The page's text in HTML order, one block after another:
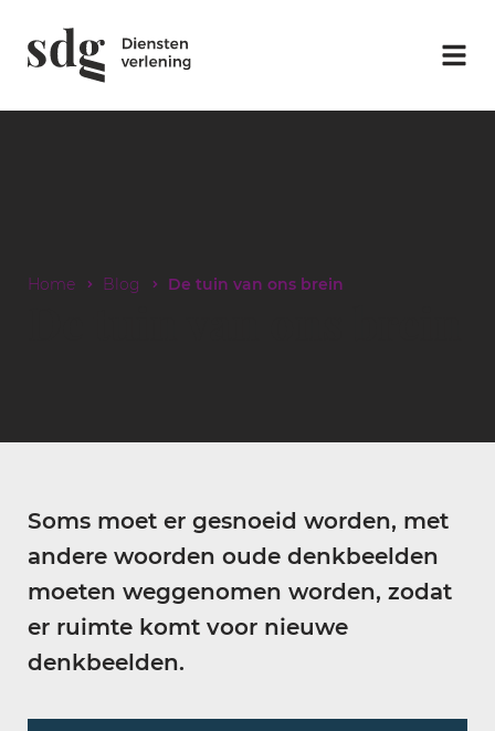
Home Blog De tuin van ons brein
Soms moet er gesnoeid worden, met
andere woorden oude denkbeelden
moeten weggenomen worden, zodat
er ruimte komt voor nieuwe
denkbeelden.